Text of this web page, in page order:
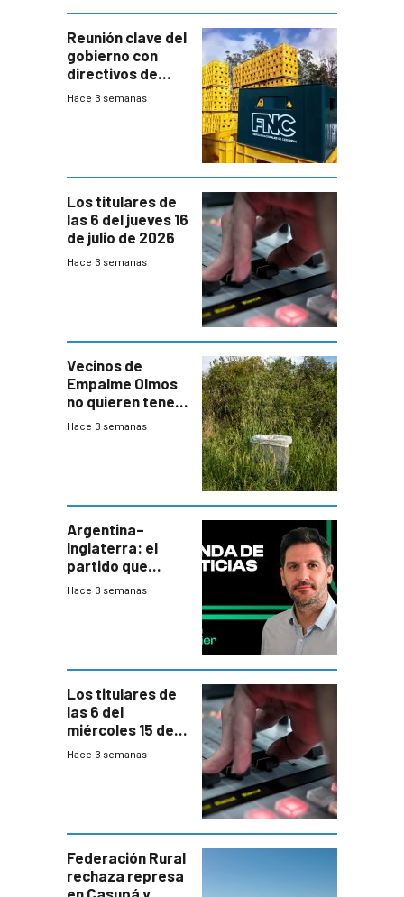
Reunión clave del
gobierno con
directivos de
Fábricas
Hace 3 semanas
Los titulares de
las 6 del jueves 16
de julio de 2026
Hace 3 semanas
Vecinos de
Empalme Olmos
no quieren tener
cerca una planta
departamental
Hace 3 semanas
Argentina–
Inglaterra: el
partido que
nunca termina
Hace 3 semanas
Los titulares de
las 6 del
miércoles 15 de
julio de 2026
Hace 3 semanas
Federación Rural
rechaza represa